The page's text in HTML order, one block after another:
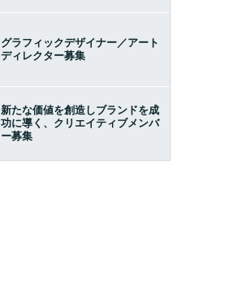
グラフィックデザイナー／アート
ディレクター募集
新たな価値を創造しブランドを成
功に導く、クリエイティブメンバ
ー募集